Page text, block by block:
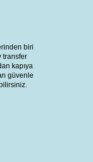
biri
transfer
kapıya
güvenle